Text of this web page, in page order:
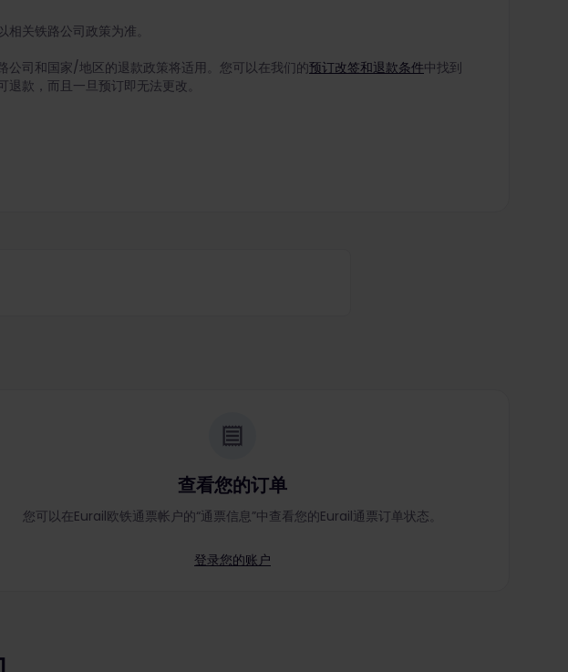
关铁路公司政策为准。
公司和国家/地区的退款政策将适用。您可以在我们的预订改签和退款条件中找到
款，而且一旦预订即无法更改。
查看您的订单
您可以在Eurail欧铁通票帐户的“通票信息”中查看您的Eurail通票订单状态。
登录您的账户